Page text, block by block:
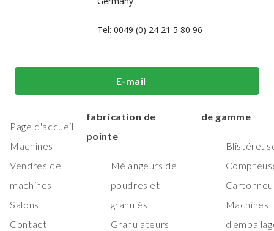
Tel: 0049 (0) 24 21 5 80 96
E-mail
Page d'accueil
Machines
Vendres de
machines
Salons
Contact
Machines de
traitement et de
fabrication de
pointe
Mélangeurs de
poudres et
granulés
Granulateurs
d'emballage
de gamme
Machines